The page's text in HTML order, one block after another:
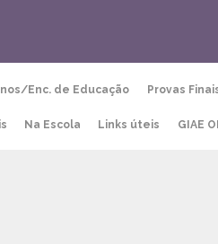
Enc. de Educação Provas
Na Escola Links úteis GIAE